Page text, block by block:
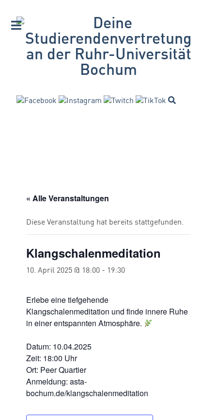
« Alle Veranstaltungen
Diese Veranstaltung hat bereits stattgefunden.
Klangschalenmeditation
10. April 2025 @ 18:00 - 19:30
Erlebe eine tiefgehende
Klangschalenmeditation und finde innere Ruhe
in einer entspannten Atmosphäre.
Datum: 10.04.2025
Zeit: 18:00 Uhr
Ort: Peer Quartier
Anmeldung: asta-
bochum.de/klangschalenmeditation